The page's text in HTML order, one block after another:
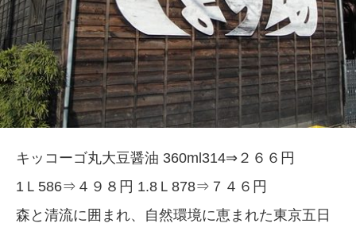
キッコーゴ丸大豆醤油 360ml314⇒２６６円
1Ｌ586⇒４９８円 1.8Ｌ878⇒７４６円
森と清流に囲まれ、自然環境に恵まれた東京五日